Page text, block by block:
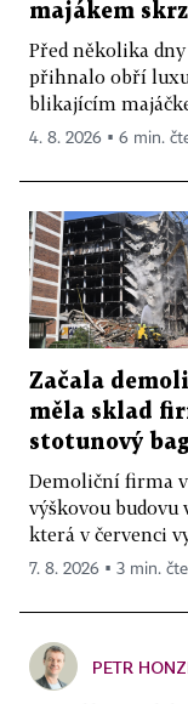
majákem
Před několika
přihnalo obří
blikajícím
4. 8. 2026 ▪ 6 min.
Začala
měla sklad
stotunový
Demoliční firma v
výškovou
která v červenci
7. 8. 2026 ▪ 3 min.
PETR